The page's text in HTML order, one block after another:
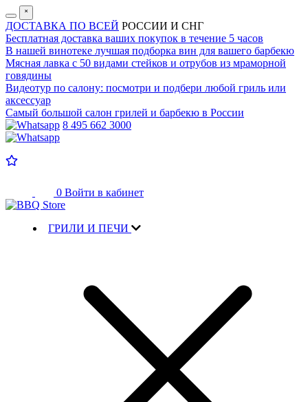
˟
ДОСТАВКА ПО ВСЕЙ РОССИИ И СНГ
Бесплатная доставка ваших покупок в течение 5 часов
В нашей винотеке лучшая подборка вин для вашего барбекю
Мясная лавка с 50 видами стейков и отрубов из мраморной
говядины
Видеотур по салону: посмотри и подбери любой гриль или
аксессуар
Самый большой салон грилей и барбекю в России
8 495 662 3000
0 Войти в кабинет
ГРИЛИ И ПЕЧИ